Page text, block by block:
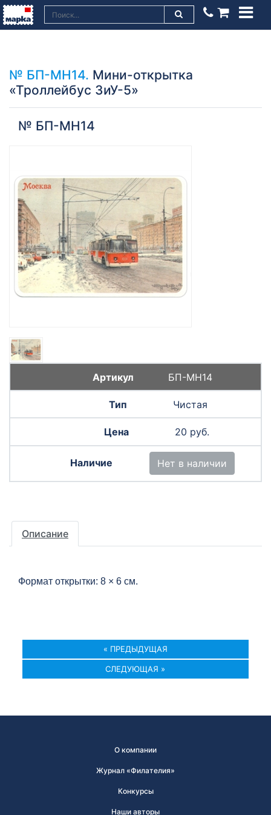
№ БП-МН14. Мини-открытка
«Троллейбус ЗиУ-5»
№ БП-МН14
БП-МН14
Чистая
20 руб.
Нет в наличии
Описание
Формат открытки: 8 × 6 см.
« ПРЕДЫДУЩАЯ
СЛЕДУЮЩАЯ »
О компании
Журнал «Филателия»
Конкурсы
Наши авторы